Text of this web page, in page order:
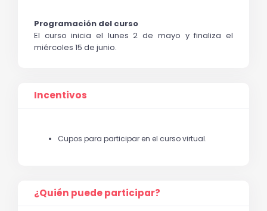
Programación del curso
El curso inicia el lunes 2 de mayo y finaliza el
miércoles 15 de junio.
Incentivos
Cupos para participar en el curso virtual.
¿Quién puede participar?